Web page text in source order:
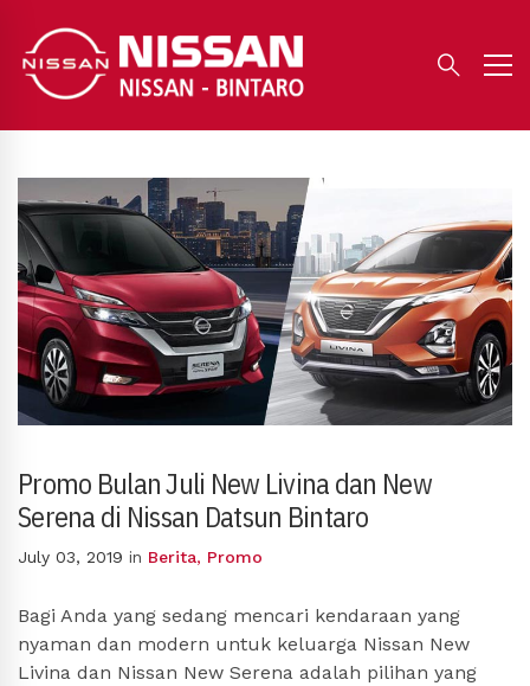
Promo Bulan Juli New Livina dan New
Serena di Nissan Datsun Bintaro
July 03, 2019 in Berita, Promo
Bagi Anda yang sedang mencari kendaraan yang
nyaman dan modern untuk keluarga Nissan New
Livina dan Nissan New Serena adalah pilihan yang